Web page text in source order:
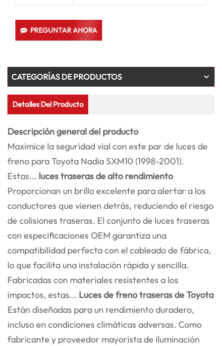
PREGUNTAR AHORA
CATEGORÍAS DE PRODUCTOS
Detalles Del Producto
Descripción general del producto
Maximice la seguridad vial con este par de luces de
freno para Toyota Nadia SXM10 (1998-2001).
Estas... luces traseras de alto rendimiento
Proporcionan un brillo excelente para alertar a los
conductores que vienen detrás, reduciendo el riesgo
de colisiones traseras. El conjunto de luces traseras
con especificaciones OEM garantiza una
compatibilidad perfecta con el cableado de fábrica,
lo que facilita una instalación rápida y sencilla.
Fabricadas con materiales resistentes a los
impactos, estas... Luces de freno traseras de Toyota
Están diseñadas para un rendimiento duradero,
incluso en condiciones climáticas adversas. Como
fabricante y proveedor mayorista de iluminación